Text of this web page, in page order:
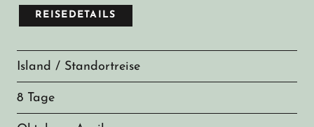
REISEDETAILS
Island / Standortreise
8 Tage